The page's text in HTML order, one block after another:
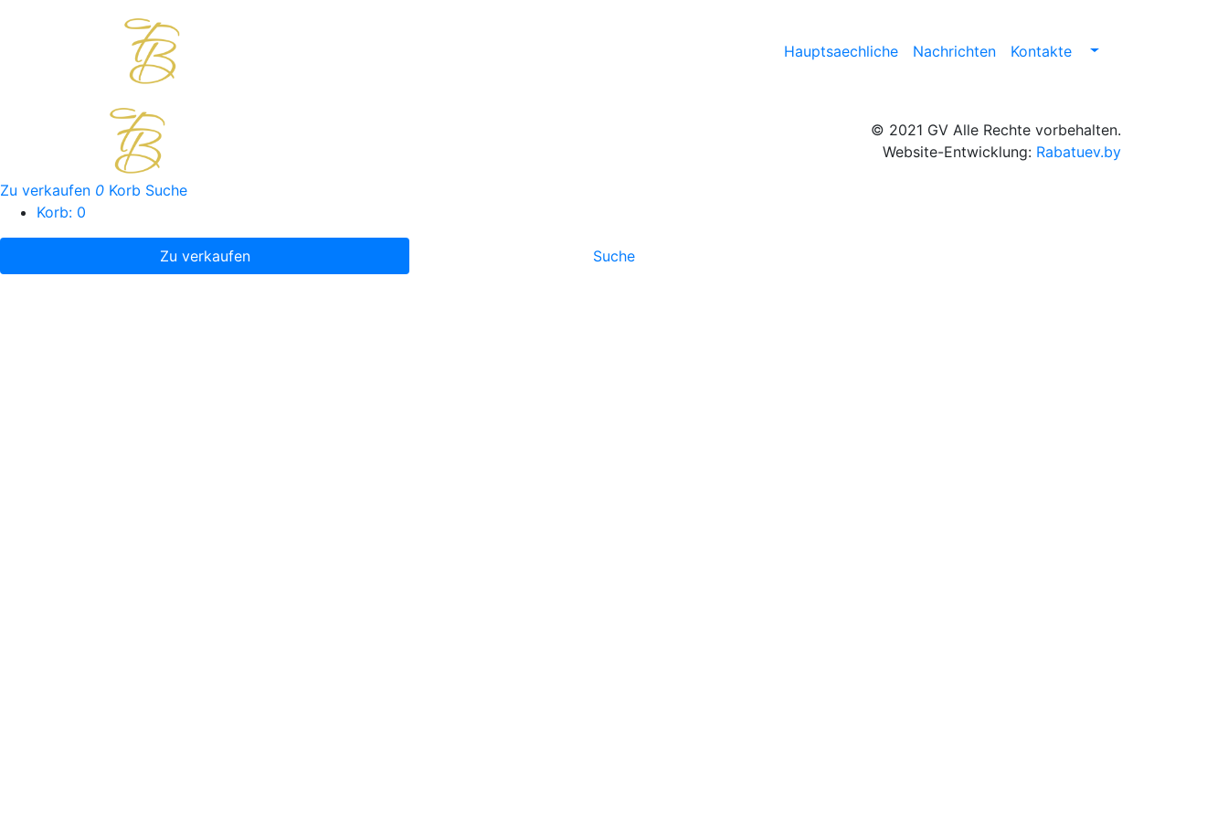
Hauptsaechliche Nachrichten Kontakte
© 2021 GV Alle Rechte vorbehalten.
Website-Entwicklung: Rabatuev.by
Zu verkaufen 0 Korb Suche
Korb: 0
Zu verkaufen Suche